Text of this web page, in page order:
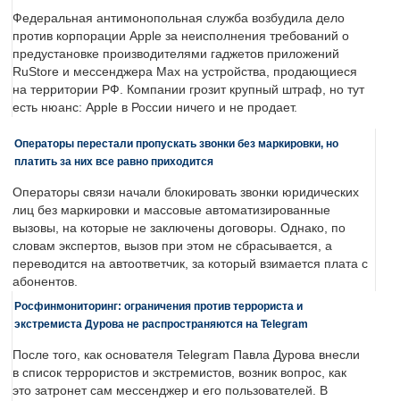
Федеральная антимонопольная служба возбудила дело
против корпорации Apple за неисполнения требований о
предустановке производителями гаджетов приложений
RuStore и мессенджера Max на устройства, продающиеся
на территории РФ. Компании грозит крупный штраф, но тут
есть нюанс: Apple в России ничего и не продает.
Операторы перестали пропускать звонки без маркировки, но
платить за них все равно приходится
Операторы связи начали блокировать звонки юридических
лиц без маркировки и массовые автоматизированные
вызовы, на которые не заключены договоры. Однако, по
словам экспертов, вызов при этом не сбрасывается, а
переводится на автоответчик, за который взимается плата с
абонентов.
Росфинмониторинг: ограничения против террориста и
экстремиста Дурова не распространяются на Telegram
После того, как основателя Telegram Павла Дурова внесли
в список террористов и экстремистов, возник вопрос, как
это затронет сам мессенджер и его пользователей. В